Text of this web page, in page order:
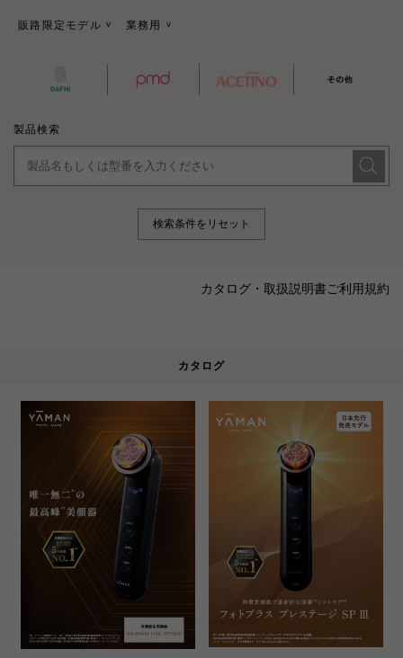
販路限定モデル > 業務用 >
製品検索
検索条件をリセット
カタログ・取扱説明書ご利用規約
カタログ